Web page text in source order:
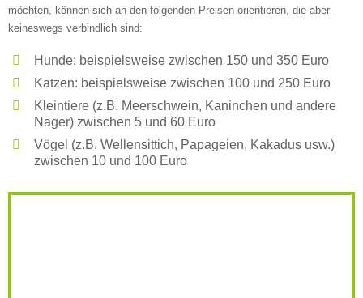
Weitere Informationen zum
Tierheim
Trägerverein
Beschreibung des Tierheims
möchten, können sich an den folgenden Preisen orientieren, die aber
keineswegs verbindlich sind:
Hunde: beispielsweise zwischen 150 und 350 Euro
Katzen: beispielsweise zwischen 100 und 250 Euro
Kleintiere (z.B. Meerschwein, Kaninchen und andere
Nager) zwischen 5 und 60 Euro
Vögel (z.B. Wellensittich, Papageien, Kakadus usw.)
zwischen 10 und 100 Euro